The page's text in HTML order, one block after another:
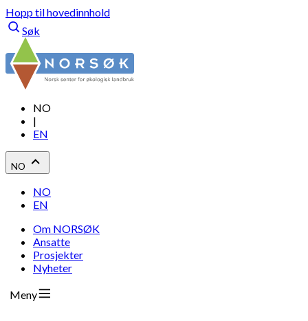
Hopp til hovedinnhold
Søk
NO
|
EN
NO
NO
EN
Om NORSØK
Ansatte
Prosjekter
Nyheter
Meny